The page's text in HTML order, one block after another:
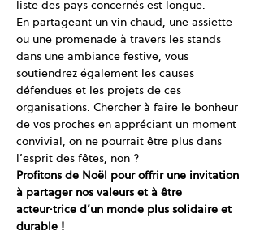
liste des pays concernés est longue.
En partageant un vin chaud, une assiette
ou une promenade à travers les stands
dans une ambiance festive, vous
soutiendrez également les causes
défendues et les projets de ces
organisations. Chercher à faire le bonheur
de vos proches en appréciant un moment
convivial, on ne pourrait être plus dans
l’esprit des fêtes, non ?
Profitons de Noël pour offrir une invitation
à partager nos valeurs et à être
acteur·trice d’un monde plus solidaire et
durable !